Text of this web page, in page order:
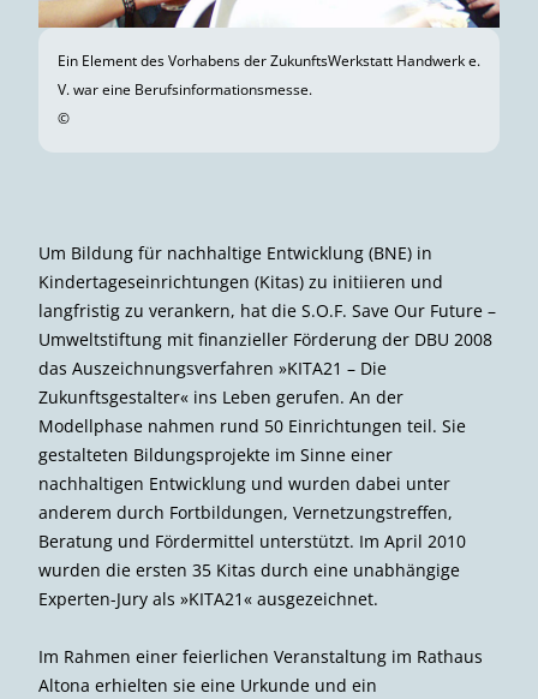
Ein Element des Vorhabens der ZukunftsWerkstatt Handwerk e.
V. war eine Berufsinformationsmesse.
©
Um Bildung für nachhaltige Entwicklung (BNE) in
Kindertageseinrichtungen (Kitas) zu initiieren und
langfristig zu verankern, hat die S.O.F. Save Our Future –
Umweltstiftung mit finanzieller Förderung der DBU 2008
das Auszeichnungsverfahren »KITA21 – Die
Zukunftsgestalter« ins Leben gerufen. An der
Modellphase nahmen rund 50 Einrichtungen teil. Sie
gestalteten Bildungsprojekte im Sinne einer
nachhaltigen Entwicklung und wurden dabei unter
anderem durch Fortbildungen, Vernetzungstreffen,
Beratung und Fördermittel unterstützt. Im April 2010
wurden die ersten 35 Kitas durch eine unabhängige
Experten-Jury als »KITA21« ausgezeichnet.
Im Rahmen einer feierlichen Veranstaltung im Rathaus
Altona erhielten sie eine Urkunde und ein